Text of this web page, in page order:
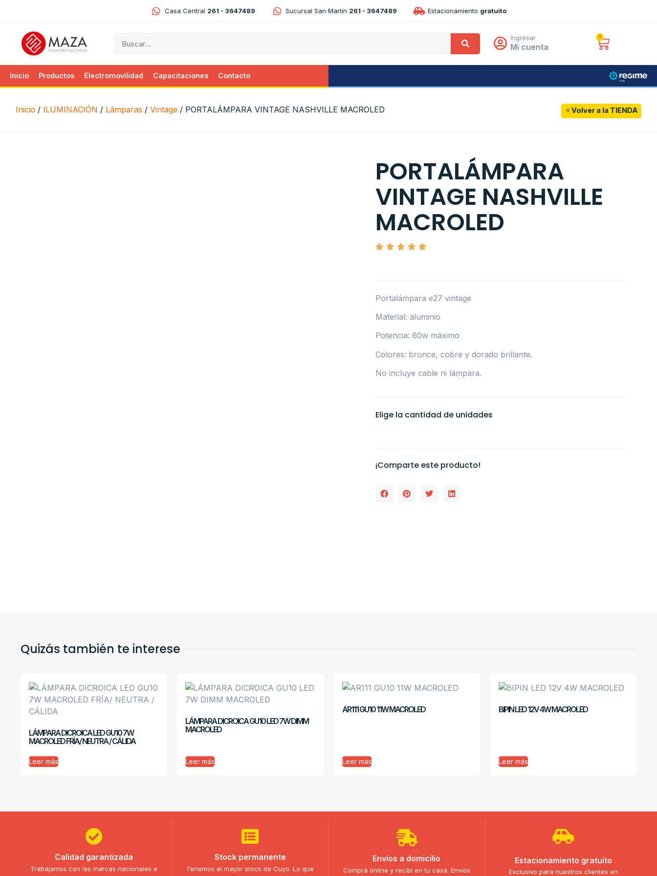
Casa Central 261 - 3647489 Sucursal San Martín 261 - 3647489 Estacionamiento gratuito
Ingresar
Mi cuenta
0
Inicio Productos Electromovilidad Capacitaciones Contacto
Inicio / ILUMINACIÓN / Lámparas / Vintage / PORTALÁMPARA VINTAGE NASHVILLE MACROLED Volver a la TIENDA
PORTALÁMPARA
VINTAGE NASHVILLE
MACROLED
Portalámpara e27 vintage
Material: aluminio
Potencia: 60w máximo
Colores: bronce, cobre y dorado brillante.
No incluye cable ni lámpara.
Elige la cantidad de unidades
¡Comparte este producto!
Quizás también te interese
LÁMPARA DICROICA LED GU10 7W
MACROLED FRÍA/ NEUTRA / CÁLIDA
Leer más
LÁMPARA DICROICA GU10 LED 7W DIMM
MACROLED
Leer más
AR111 GU10 11W MACROLED
Leer más
BIPIN LED 12V 4W MACROLED
Leer más
Calidad garantizada
Trabajamos con las marcas nacionales e
Stock permanente
Tenemos el mayor stock de Cuyo. Lo que
Envíos a domicilio
Comprá online y recibí en tu casa. Envíos
Estacionamiento gratuito
Exclusivo para nuestros clientes en